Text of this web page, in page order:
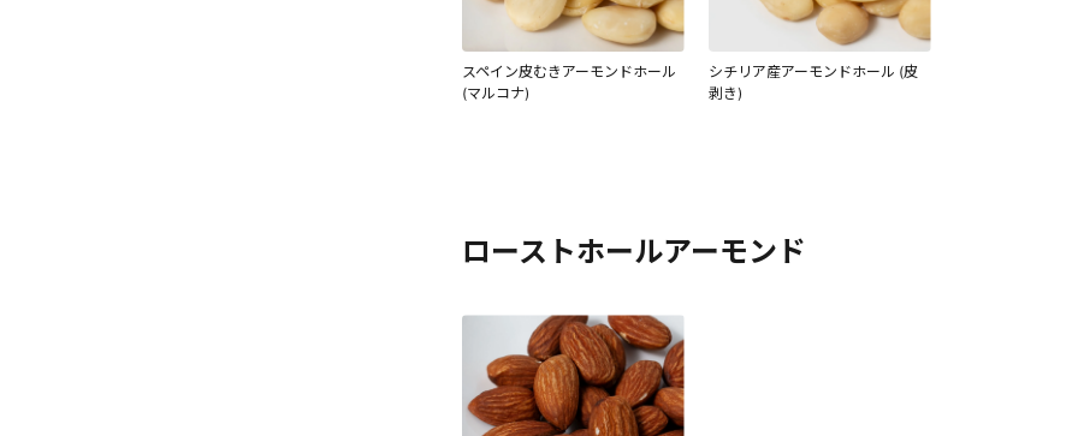
スペイン皮むきアーモンドホール
(マルコナ)
シチリア産アーモンドホール (皮
剥き)
ローストホールアーモンド